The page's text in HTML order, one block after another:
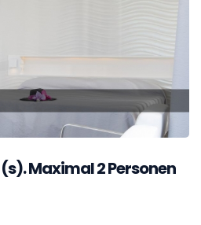
Maximal 2 Personen